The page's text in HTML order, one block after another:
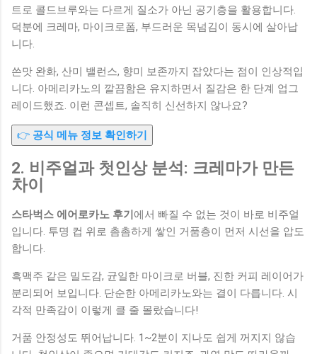
트로 콜드브루와는 다르게 질소가 아닌 공기층을 활용합니다.
덕분에 크레마, 마이크로폼, 부드러운 목넘김이 동시에 살아납
니다.
쓴맛 완화, 산미 밸런스, 향미 보존까지 잡았다는 점이 인상적입
니다. 아메리카노의 깔끔함은 유지하면서 질감은 한 단계 업그
레이드했죠. 이런 콘셉트, 솔직히 신선하지 않나요?
👉 공식 메뉴 정보 확인하기
2. 비주얼과 첫인상 분석: 크레마가 만든
차이
스타벅스 에어로카노 후기 에서 빠질 수 없는 것이 바로 비주얼
입니다. 투명 컵 위로 촘촘하게 쌓인 거품층이 먼저 시선을 압도
합니다.
흑맥주 같은 밀도감, 균일한 마이크로 버블, 진한 커피 레이어가
분리되어 보입니다. 단순한 아메리카노와는 결이 다릅니다. 시
각적 만족감이 이렇게 클 줄 몰랐습니다!
거품 안정성도 뛰어납니다. 1~2분이 지나도 쉽게 꺼지지 않습